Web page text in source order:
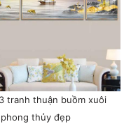
tranh thuận buồm xuôi
thủy đẹp